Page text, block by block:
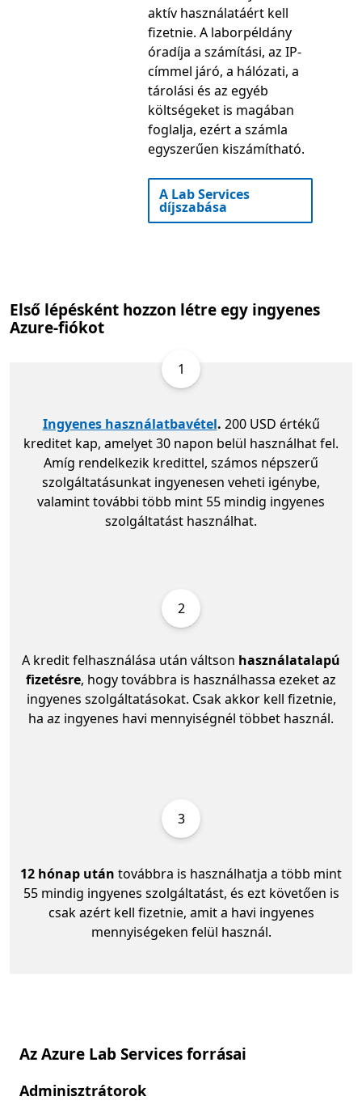
aktív használatáért kell
fizetnie. A laborpéldány
óradíja a számítási, az IP-
címmel járó, a hálózati, a
tárolási és az egyéb
költségeket is magában
foglalja, ezért a számla
egyszerűen kiszámítható.
A Lab Services
díjszabása
Első lépésként hozzon létre egy ingyenes
Azure-fiókot
1
Ingyenes használatbavétel. 200 USD értékű
kreditet kap, amelyet 30 napon belül használhat fel.
Amíg rendelkezik kredittel, számos népszerű
szolgáltatásunkat ingyenesen veheti igénybe,
valamint további több mint 55 mindig ingyenes
szolgáltatást használhat.
2
A kredit felhasználása után váltson használatalapú
fizetésre, hogy továbbra is használhassa ezeket az
ingyenes szolgáltatásokat. Csak akkor kell fizetnie,
ha az ingyenes havi mennyiségnél többet használ.
3
12 hónap után továbbra is használhatja a több mint
55 mindig ingyenes szolgáltatást, és ezt követően is
csak azért kell fizetnie, amit a havi ingyenes
mennyiségeken felül használ.
Az Azure Lab Services forrásai
Adminisztrátorok